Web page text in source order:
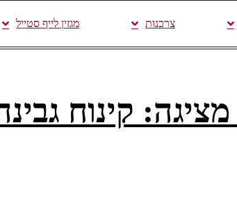
צרכנות מגזין לייף סטייל
קינוח